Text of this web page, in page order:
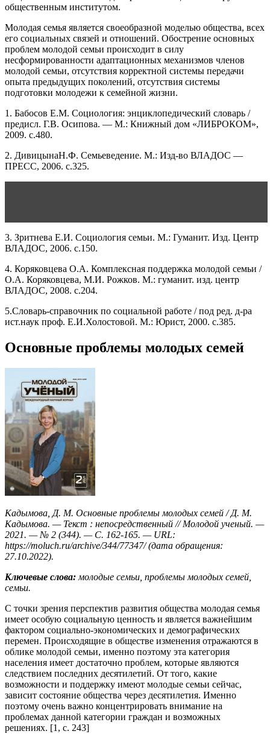
общественным институтом.
Молодая семья является своеобразной моделью общества, всех
его социальных связей и отношений. Обострение основных
проблем молодой семьи происходит в силу
несформированности адаптационных механизмов членов
молодой семьи, отсутствия корректной системы передачи
опыта предыдущих поколений, отсутствия системы
подготовки молодежи к семейной жизни.
1. Бабосов Е.М. Социология: энциклопедический словарь /
предисл. Г.В. Осипова. — М.: Книжный дом «ЛИБРОКОМ»,
2009. с.480.
2. ДивицынаН.Ф. Семьеведение. М.: Изд-во ВЛАДОС —
ПРЕСС, 2006. с.325.
3. Зритнева Е.И. Социология семьи. М.: Гуманит. Изд. Центр
ВЛАДОС, 2006. с.150.
4. Коряковцева О.А. Комплексная поддержка молодой семьи /
О.А. Коряковцева, М.И. Рожков. М.: гуманит. изд. центр
ВЛАДОС, 2008. с.204.
5.Словарь-справочник по социальной работе / под ред. д-ра
ист.наук проф. Е.И.Холостовой. М.: Юрист, 2000. с.385.
Основные проблемы молодых семей
Кадымова, Д. М. Основные проблемы молодых семей / Д. М.
Кадымова. — Текст : непосредственный // Молодой ученый. —
2021. — № 2 (344). — С. 162-165. — URL:
https://moluch.ru/archive/344/77347/ (дата обращения:
27.10.2022).
Ключевые слова: молодые семьи, проблемы молодых семей,
семьи.
С точки зрения перспектив развития общества молодая семья
имеет особую социальную ценность и является важнейшим
фактором социально-экономических и демографических
перемен. Происходящие в обществе изменения отражаются в
облике молодой семьи, именно поэтому эта категория
населения имеет достаточно проблем, которые являются
следствием последних десятилетий. От того, какие
возможности и поддержку имеют молодые семьи сейчас,
зависит состояние общества через десятилетия. Именно
поэтому очень важно концентрировать внимание на
проблемах данной категории граждан и возможных
решениях. [1, c. 243]